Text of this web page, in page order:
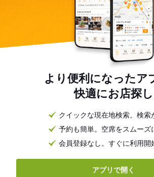
より便利になったア
快適にお店探し
クイックな現在地検索。検索
予約も簡単。空席をスムーズ
会員登録なし。すぐに利用開
アプリで開く